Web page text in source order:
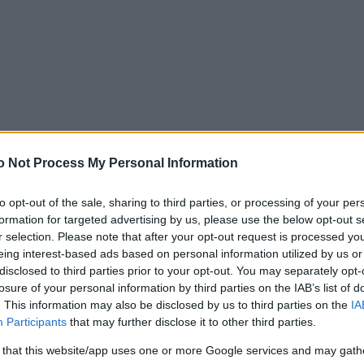
Not Process My Personal Information
opt-out of the sale, sharing to third parties, or processing of your
for targeted advertising by us, please use the below opt-out
selection. Please note that after your opt-out request is processed
interest-based ads based on personal information utilized by us
to third parties prior to your opt-out. You may separately
of your personal information by third parties on the IAB’s list of
This information may also be disclosed by us to third parties on the
Participants that may further disclose it to other third parties.
that this website/app uses one or more Google services and may
σίγουρα η πιο stylish νύφη του καλοκαιριού
look: Η Sienna Miller σου δείχνει το πώς
show του οίκου στην Ιρλανδία